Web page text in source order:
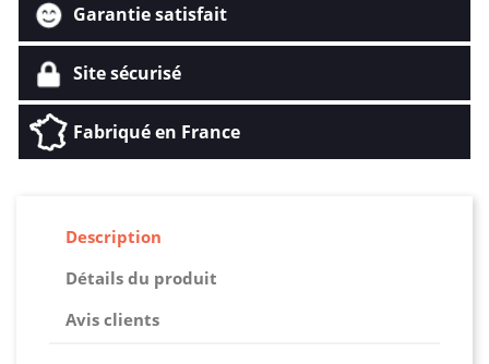
Garantie satisfait
Site sécurisé
Fabriqué en France
Description
Détails du produit
Avis clients